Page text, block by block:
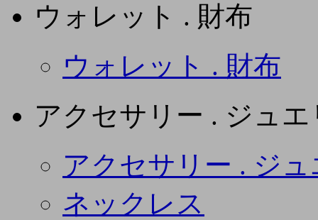
ウォレット . 財布
ウォレット . 財布
アクセサリー . ジュエ
アクセサリー . ジ
ネックレス